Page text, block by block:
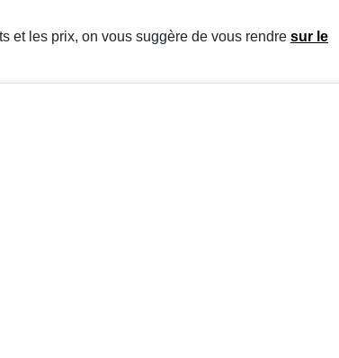
et les prix, on vous suggère de vous rendre sur le